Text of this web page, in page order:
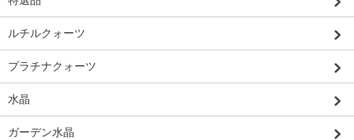
ルチルクォーツ
プラチナクォーツ
水晶
ガーデン水晶